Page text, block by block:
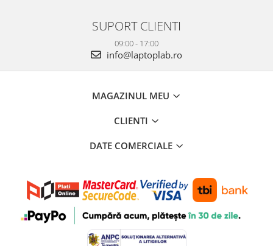
SUPORT CLIENTI
09:00 - 17:00
info@laptoplab.ro
MAGAZINUL MEU
CLIENTI
DATE COMERCIALE